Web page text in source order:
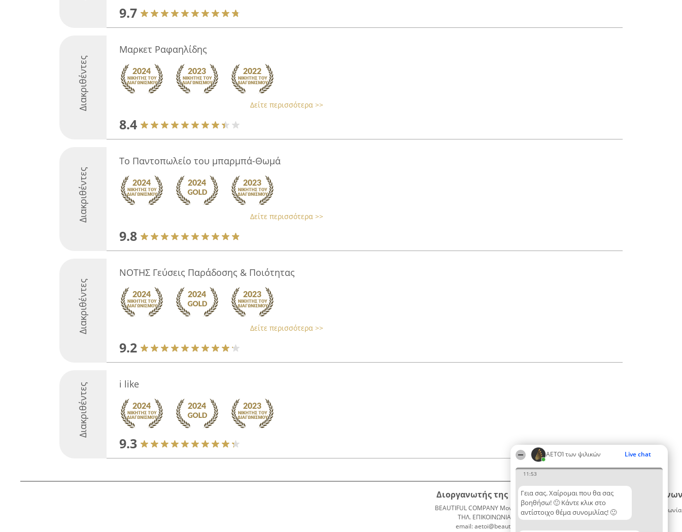
ΑΕΤΟΊ των ψιλικών Live chat
11:53
Γεια σας. Χαίρομαι που θα σας
βοηθήσω! 🙂 Κάντε κλικ στο
αντίστοιχο θέμα συνομιλίας! 🙂
9.7
Διακριθέντες
Μαρκετ Ραφαηλίδης
Δείτε περισσότερα >>
8.4
Διακριθέντες
Το Παντοπωλείο του μπαρμπά-Θωμά
Δείτε περισσότερα >>
9.8
Διακριθέντες
ΝΟΤΗΣ Γεύσεις Παράδοσης & Ποιότητας
Δείτε περισσότερα >>
9.2
Διακριθέντες i like
9.3
Διοργανωτής της κατάταξης
BEAUTIFUL COMPANY Μονοπρόσωπη ΙΚΕ
ΤΗΛ. ΕΠΙΚΟΙΝΩΝΙΑΣ: 2104128019
email: aetoi@beautifulcompany.co
Κατάταξη
Διακριθέντες
Λίστα
Επικοινωνία